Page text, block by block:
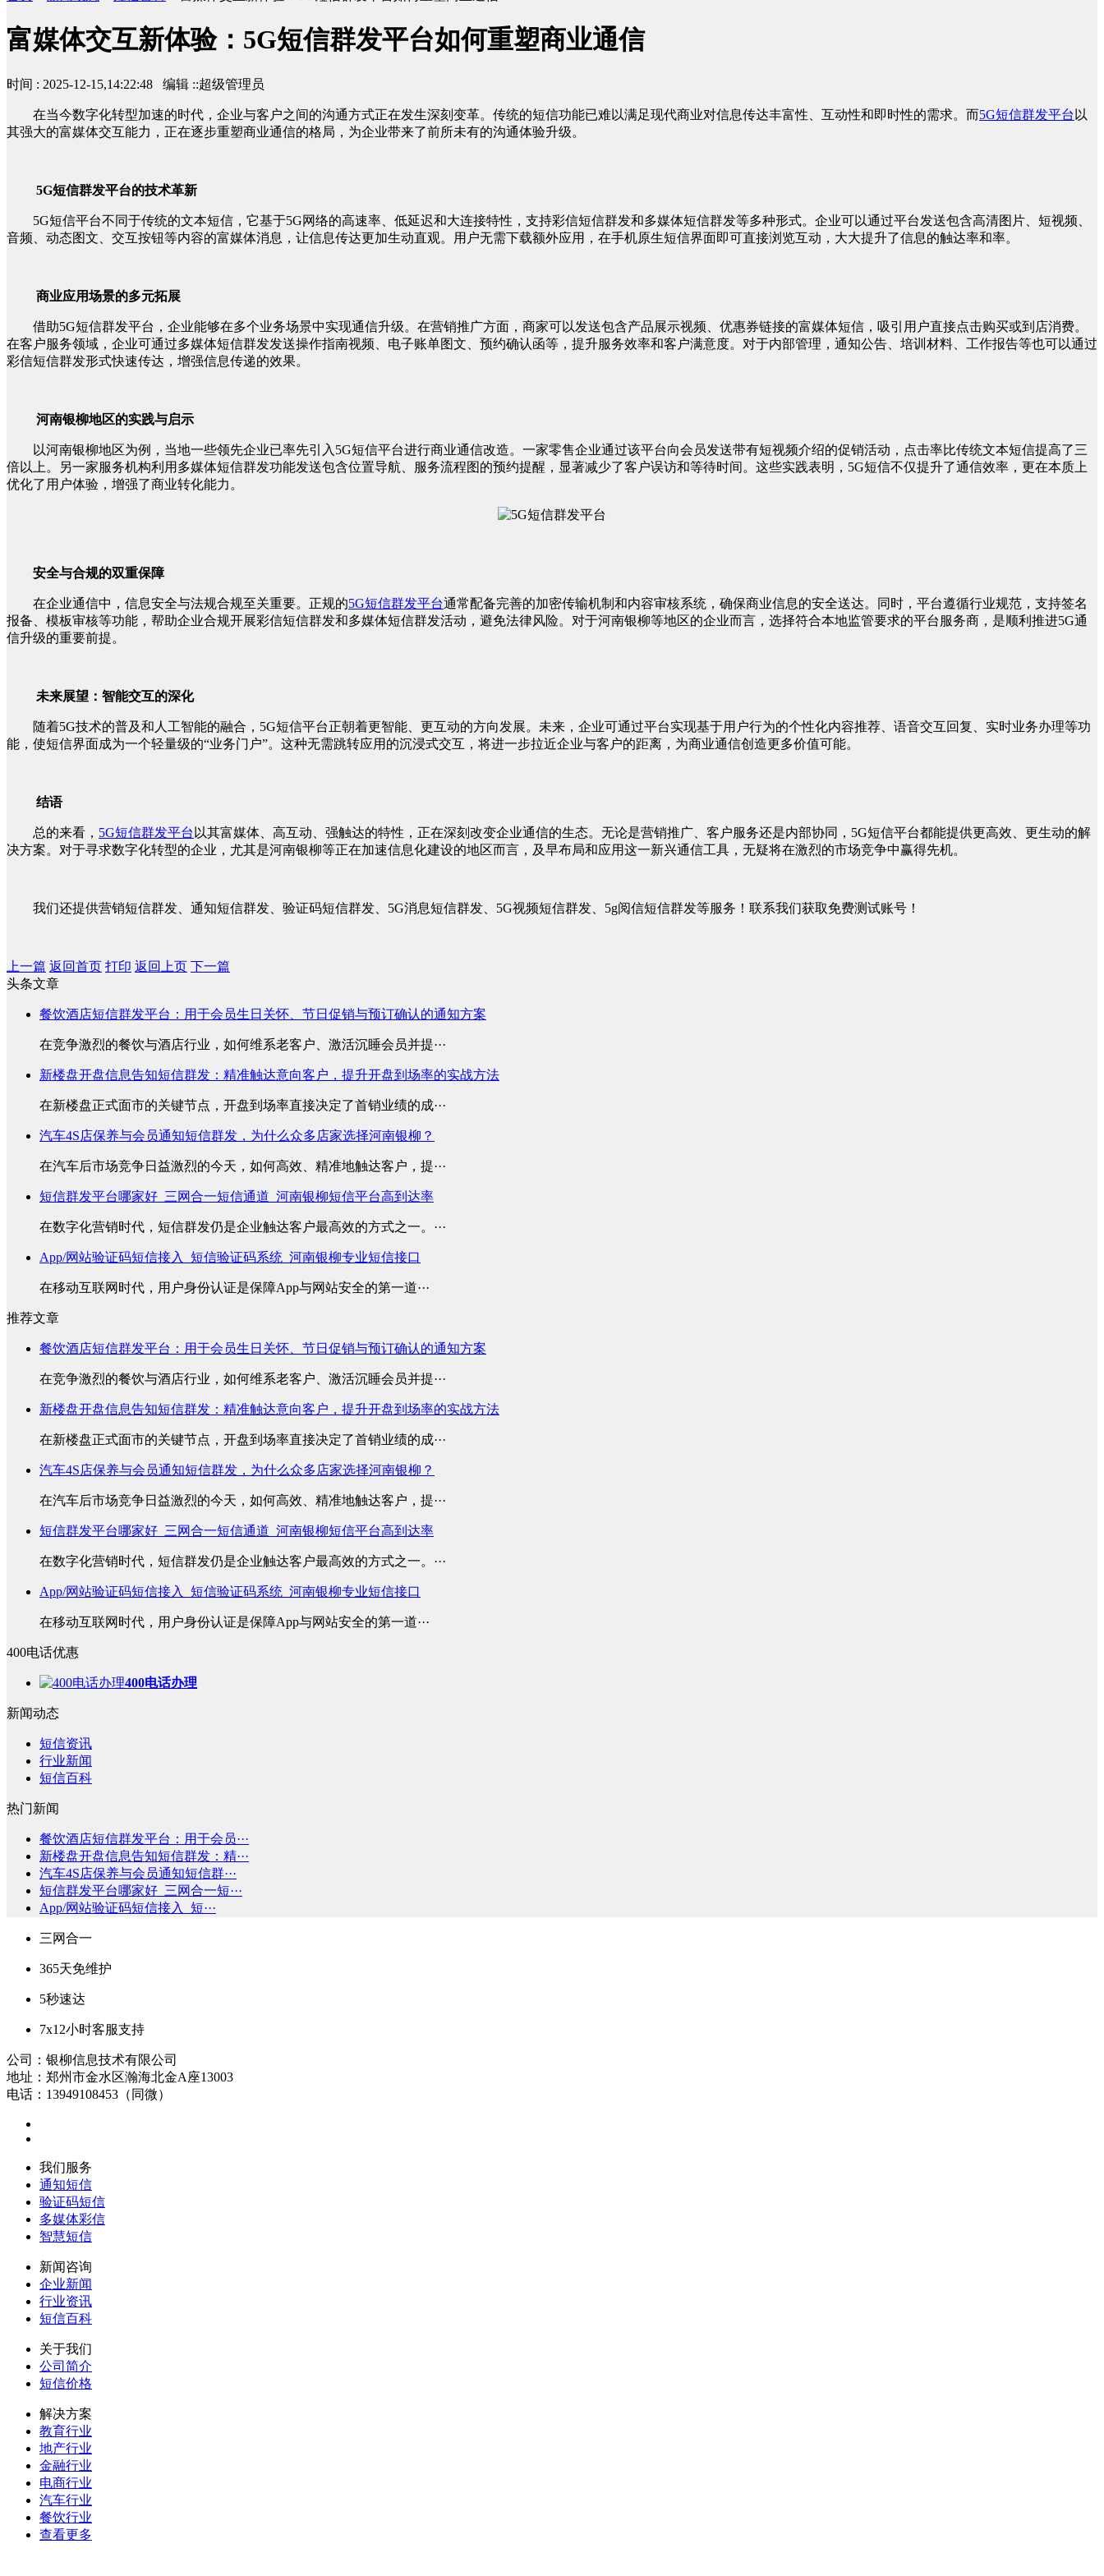
富媒体交互新体验：5G短信群发平台如何重塑商业通信
时间 : 2025-12-15,14:22:48 编辑 ::超级管理员
在当今数字化转型加速的时代，企业与客户之间的沟通方式正在发生深刻变革。传统的短信功能已难以满足现代商业对信息传达丰富性、互动性和即时性的需求。而5G短信群发平台 以
其强大的富媒体交互能力，正在逐步重塑商业通信的格局，为企业带来了前所未有的沟通体验升级。
5G短信群发平台的技术革新
5G短信平台不同于传统的文本短信，它基于5G网络的高速率、低延迟和大连接特性，支持彩信短信群发和多媒体短信群发等多种形式。企业可以通过平台发送包含高清图片、短视频、
音频、动态图文、交互按钮等内容的富媒体消息，让信息传达更加生动直观。用户无需下载额外应用，在手机原生短信界面即可直接浏览互动，大大提升了信息的触达率和率。
商业应用场景的多元拓展
借助5G短信群发平台，企业能够在多个业务场景中实现通信升级。在营销推广方面，商家可以发送包含产品展示视频、优惠券链接的富媒体短信，吸引用户直接点击购买或到店消费。
在客户服务领域，企业可通过多媒体短信群发发送操作指南视频、电子账单图文、预约确认函等，提升服务效率和客户满意度。对于内部管理，通知公告、培训材料、工作报告等也可以通过
彩信短信群发形式快速传达，增强信息传递的效果。
河南银柳地区的实践与启示
以河南银柳地区为例，当地一些领先企业已率先引入5G短信平台进行商业通信改造。一家零售企业通过该平台向会员发送带有短视频介绍的促销活动，点击率比传统文本短信提高了三
倍以上。另一家服务机构利用多媒体短信群发功能发送包含位置导航、服务流程图的预约提醒，显著减少了客户误访和等待时间。这些实践表明，5G短信不仅提升了通信效率，更在本质上
优化了用户体验，增强了商业转化能力。
安全与合规的双重保障
在企业通信中，信息安全与法规合规至关重要。正规的5G短信群发平台通常配备完善的加密传输机制和内容审核系统，确保商业信息的安全送达。同时，平台遵循行业规范，支持签名
报备、模板审核等功能，帮助企业合规开展彩信短信群发和多媒体短信群发活动，避免法律风险。对于河南银柳等地区的企业而言，选择符合本地监管要求的平台服务商，是顺利推进5G通
信升级的重要前提。
未来展望：智能交互的深化
随着5G技术的普及和人工智能的融合，5G短信平台正朝着更智能、更互动的方向发展。未来，企业可通过平台实现基于用户行为的个性化内容推荐、语音交互回复、实时业务办理等功
能，使短信界面成为一个轻量级的“业务门户”。这种无需跳转应用的沉浸式交互，将进一步拉近企业与客户的距离，为商业通信创造更多价值可能。
结语
总的来看， 5G短信群发平台 以其富媒体、高互动、强触达的特性，正在深刻改变企业通信的生态。无论是营销推广、客户服务还是内部协同，5G短信平台都能提供更高效、更生动的解
决方案。对于寻求数字化转型的企业，尤其是河南银柳等正在加速信息化建设的地区而言，及早布局和应用这一新兴通信工具，无疑将在激烈的市场竞争中赢得先机。
我们还提供营销短信群发、通知短信群发、验证码短信群发、5G消息短信群发、5G视频短信群发、5g阅信短信群发等服务！联系我们获取免费测试账号！
上一篇 返回首页 打印 返回上页 下一篇
头条文章
餐饮酒店短信群发平台：用于会员生日关怀、节日促销与预订确认的通知方案
在竞争激烈的餐饮与酒店行业，如何维系老客户、激活沉睡会员并提···
新楼盘开盘信息告知短信群发：精准触达意向客户，提升开盘到场率的实战方法
在新楼盘正式面市的关键节点，开盘到场率直接决定了首销业绩的成···
汽车4S店保养与会员通知短信群发，为什么众多店家选择河南银柳？
在汽车后市场竞争日益激烈的今天，如何高效、精准地触达客户，提···
短信群发平台哪家好_三网合一短信通道_河南银柳短信平台高到达率
在数字化营销时代，短信群发仍是企业触达客户最高效的方式之一。···
App/网站验证码短信接入_短信验证码系统_河南银柳专业短信接口
在移动互联网时代，用户身份认证是保障App与网站安全的第一道···
推荐文章
餐饮酒店短信群发平台：用于会员生日关怀、节日促销与预订确认的通知方案
在竞争激烈的餐饮与酒店行业，如何维系老客户、激活沉睡会员并提···
新楼盘开盘信息告知短信群发：精准触达意向客户，提升开盘到场率的实战方法
在新楼盘正式面市的关键节点，开盘到场率直接决定了首销业绩的成···
汽车4S店保养与会员通知短信群发，为什么众多店家选择河南银柳？
在汽车后市场竞争日益激烈的今天，如何高效、精准地触达客户，提···
短信群发平台哪家好_三网合一短信通道_河南银柳短信平台高到达率
在数字化营销时代，短信群发仍是企业触达客户最高效的方式之一。···
App/网站验证码短信接入_短信验证码系统_河南银柳专业短信接口
在移动互联网时代，用户身份认证是保障App与网站安全的第一道···
400电话优惠
400电话办理
新闻动态
短信资讯
行业新闻
短信百科
热门新闻
餐饮酒店短信群发平台：用于会员···
新楼盘开盘信息告知短信群发：精···
汽车4S店保养与会员通知短信群···
短信群发平台哪家好_三网合一短···
App/网站验证码短信接入_短···
三网合一
365天免维护
5秒速达
7x12小时客服支持
公司：银柳信息技术有限公司
地址：郑州市金水区瀚海北金A座13003
电话：13949108453（同微）
我们服务
通知短信
验证码短信
多媒体彩信
智慧短信
新闻咨询
企业新闻
行业资讯
短信百科
关于我们
公司简介
短信价格
解决方案
教育行业
地产行业
金融行业
电商行业
汽车行业
餐饮行业
查看更多